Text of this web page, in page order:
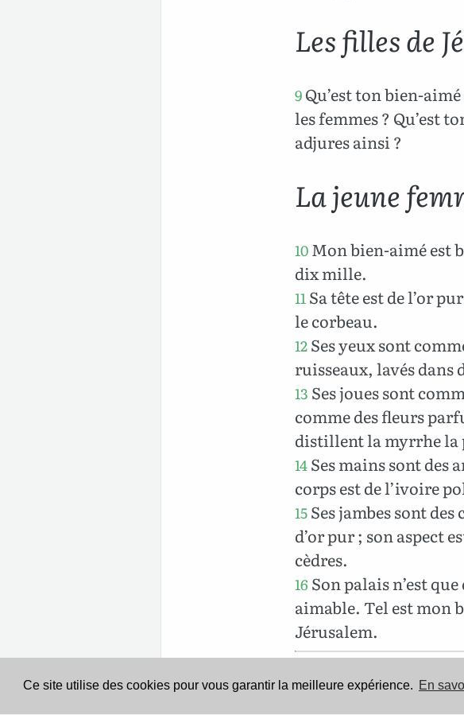
Ce site utilise des cookies pour vous garantir la meilleure expérience. En
Les filles de
9Qu’est ton bien-
les femmes ? Qu’est
adjures ainsi ?
La jeune
10Mon bien-aimé est
dix mille.
11Sa tête est de l’or
le corbeau.
12Ses yeux sont
ruisseaux, lavés dans
13 Ses joues sont
comme des fleurs
distillent la myrrhe la
14Ses mains sont des
corps est de l’ivoire
15Ses jambes sont
d’or pur ; son aspect
cèdres.
16 Son palais n’est
aimable. Tel est mon
Jérusalem.
Cette